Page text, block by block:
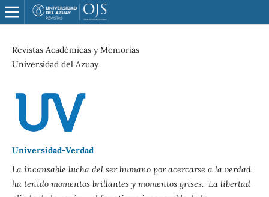
Revistas Académicas y Memorias
Universidad del Azuay
Universidad-Verdad
La incansable lucha del ser humano por acercarse a la verdad
ha tenido momentos brillantes y momentos grises. La libertad